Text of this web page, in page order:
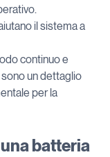
il sistema a
continuo e
un dettaglio
per la
batteria